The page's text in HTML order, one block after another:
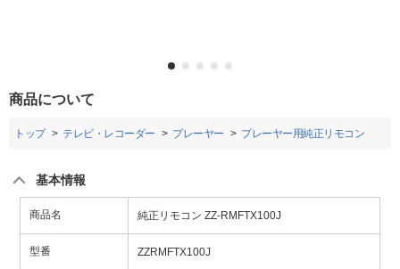
商品について
トップ テレビ・レコーダー プレーヤー プレーヤー用純正リモコン
基本情報
商品名 純正リモコン ZZ-RMFTX100J
型番 ZZRMFTX100J